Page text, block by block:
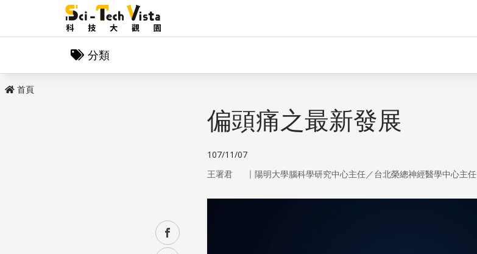
分類
首頁
facebook
偏頭痛之最新發展
107/11/07
王署君 ｜ 陽明大學腦科學研究中心主任／台北榮總神經醫學中心主任